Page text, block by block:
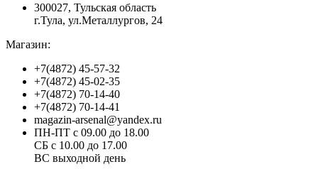
300027, Тульская область
г.Тула, ул.Металлургов, 24
Магазин:
+7(4872) 45-57-32
+7(4872) 45-02-35
+7(4872) 70-14-40
+7(4872) 70-14-41
magazin-arsenal@yandex.ru
ПН-ПТ с 09.00 до 18.00
СБ с 10.00 до 17.00
ВС выходной день